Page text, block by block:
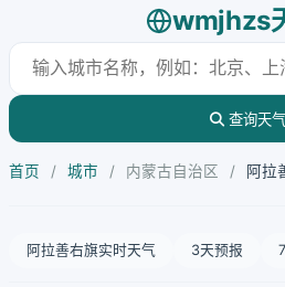
wmjhzs
查询天气
首页 / 城市 / 内蒙古自治区 / 阿拉
阿拉善右旗实时天气 3天预报